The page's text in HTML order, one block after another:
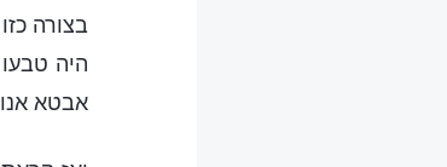
בצורה
היה
אבטא